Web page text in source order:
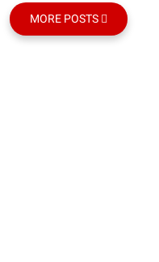
MORE POSTS